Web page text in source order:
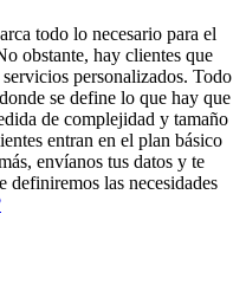
todo lo necesario para el
obstante, hay clientes que
personalizados. Todo
se define lo que hay que
de complejidad y tamaño
entran en el plan básico
envíanos tus datos y te
definiremos las necesidades